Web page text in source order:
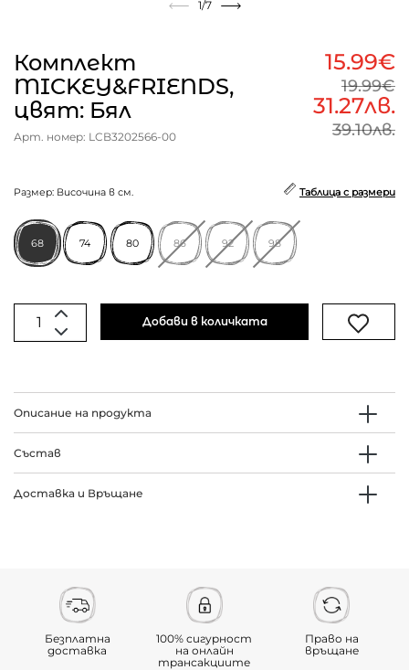
1/7
Комплект
MICKEY&FRIENDS,
цвят: Бял
Арт. номер: LCB3202566-00
15.99€
19.99€
31.27лв.
39.10лв.
Размер: Височина в см. Таблица с размери
68 74 80 86 92 98
Добави в количката
Описание на продукта
Състав
Доставка и Връщане
Безплатна
доставка
100% сигурност
на онлайн
трансакциите
Право на
връщане